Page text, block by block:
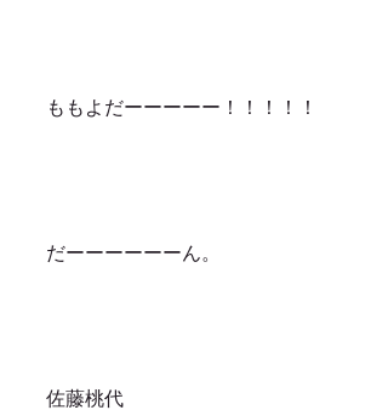
ももよだーーーーー！！！！！
だーーーーーーん。
佐藤桃代